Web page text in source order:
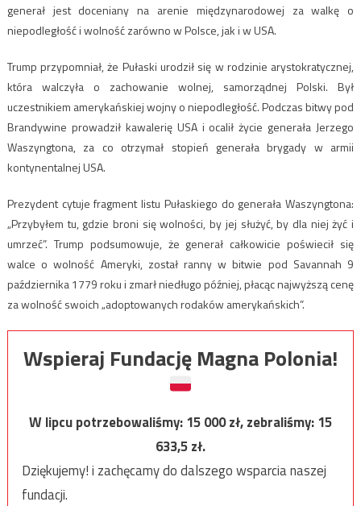
generał jest doceniany na arenie międzynarodowej za walkę o
niepodległość i wolność zarówno w Polsce, jak i w USA.
Trump przypomniał, że Pułaski urodził się w rodzinie arystokratycznej,
która walczyła o zachowanie wolnej, samorządnej Polski. Był
uczestnikiem amerykańskiej wojny o niepodległość. Podczas bitwy pod
Brandywine prowadził kawalerię USA i ocalił życie generała Jerzego
Waszyngtona, za co otrzymał stopień generała brygady w armii
kontynentalnej USA.
Prezydent cytuje fragment listu Pułaskiego do generała Waszyngtona:
„Przybyłem tu, gdzie broni się wolności, by jej służyć, by dla niej żyć i
umrzeć”. Trump podsumowuje, że generał całkowicie poświecił się
walce o wolność Ameryki, został ranny w bitwie pod Savannah 9
października 1779 roku i zmarł niedługo później, płacąc najwyższą cenę
za wolność swoich „adoptowanych rodaków amerykańskich”.
Wspieraj Fundację Magna Polonia!
W lipcu potrzebowaliśmy:15 000zł, zebraliśmy:15
633,5zł.
Dziękujemy! i zachęcamy do dalszego wsparcia naszej
fundacji.